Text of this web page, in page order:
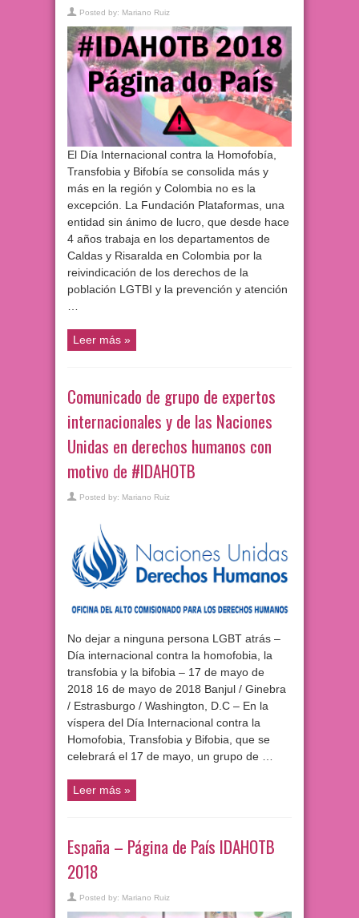
Posted by: Mariano Ruiz
El Día Internacional contra la Homofobía,
Transfobia y Bifobía se consolida más y
más en la región y Colombia no es la
excepción. La Fundación Plataformas, una
entidad sin ánimo de lucro, que desde hace
4 años trabaja en los departamentos de
Caldas y Risaralda en Colombia por la
reivindicación de los derechos de la
población LGTBI y la prevención y atención
Leer más »
Comunicado de grupo de expertos
internacionales y de las Naciones
Unidas en derechos humanos con
motivo de #IDAHOTB
Posted by: Mariano Ruiz
No dejar a ninguna persona LGBT atrás –
Día internacional contra la homofobia, la
transfobia y la bifobia – 17 de mayo de
2018 16 de mayo de 2018 Banjul / Ginebra
/ Estrasburgo / Washington, D.C – En la
víspera del Día Internacional contra la
Homofobia, Transfobia y Bifobia, que se
celebrará el 17 de mayo, un grupo de …
Leer más »
España – Página de País IDAHOTB
2018
Posted by: Mariano Ruiz